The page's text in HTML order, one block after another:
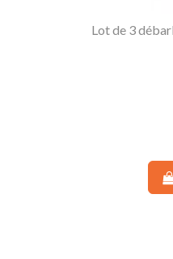
Lot de 3